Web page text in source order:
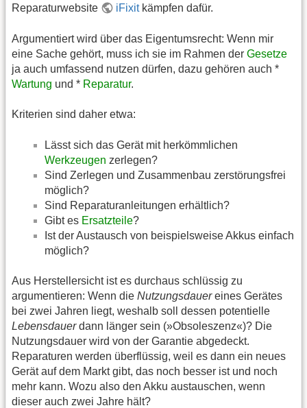
Reparaturwebsite
iFixitkämpfen dafür.
Argumentiert wird über das Eigentumsrecht: Wenn mir
eine Sache gehört, muss ich sie im Rahmen der Gesetze
ja auch umfassend nutzen dürfen, dazu gehören auch *
Wartung und * Reparatur.
Kriterien sind daher etwa:
Lässt sich das Gerät mit herkömmlichen
Werkzeugen zerlegen?
Sind Zerlegen und Zusammenbau zerstörungsfrei
möglich?
Sind Reparaturanleitungen erhältlich?
Gibt es Ersatzteile?
Ist der Austausch von beispielsweise Akkus einfach
möglich?
Aus Herstellersicht ist es durchaus schlüssig zu
argumentieren: Wenn die Nutzungsdauereines Gerätes
bei zwei Jahren liegt, weshalb soll dessen potentielle
Lebensdauerdann länger sein (»Obsoleszenz«)? Die
Nutzungsdauer wird von der Garantie abgedeckt.
Reparaturen werden überflüssig, weil es dann ein neues
Gerät auf dem Markt gibt, das noch besser ist und noch
mehr kann. Wozu also den Akku austauschen, wenn
dieser auch zwei Jahre hält?